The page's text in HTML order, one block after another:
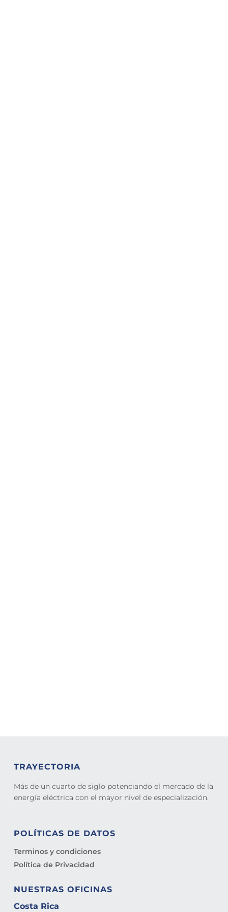
TRAYECTORIA
Más de un cuarto de siglo potenciando el mercado de la
energía eléctrica con el mayor nivel de especialización.
POLÍTICAS DE DATOS
Terminos y condiciones
Política de Privacidad
NUESTRAS OFICINAS
Costa Rica